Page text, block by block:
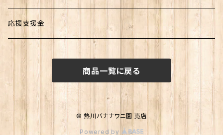
お菓子
応援支援金
商品一覧に戻る
© 熱川バナナワニ園 売店
Powered by